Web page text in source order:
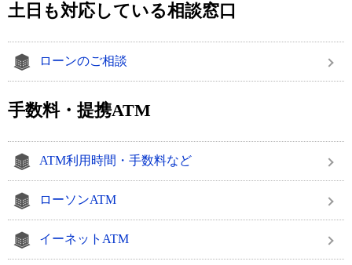
土日も対応している相談窓口
ローンのご相談
手数料・提携ATM
ATM利用時間・手数料など
ローソンATM
イーネットATM